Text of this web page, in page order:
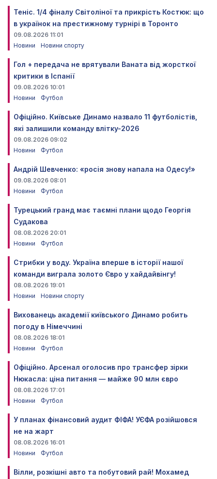
Теніс. 1/4 фіналу Світоліної та прикрість Костюк: що
в українок на престижному турнірі в Торонто
09.08.2026 11:01
Новини
Новини спорту
Гол + передача не врятували Ваната від жорсткої
критики в Іспанії
09.08.2026 10:01
Новини
Футбол
Офіційно. Київське Динамо назвало 11 футболістів,
які залишили команду влітку-2026
09.08.2026 09:02
Новини
Футбол
Андрій Шевченко: «росія знову напала на Одесу!»
09.08.2026 08:01
Новини
Футбол
Турецький гранд має таємні плани щодо Георгія
Судакова
08.08.2026 20:01
Новини
Футбол
Стрибки у воду. Україна вперше в історії нашої
команди виграла золото Євро у хайдайвінгу!
08.08.2026 19:01
Новини
Новини спорту
Вихованець академії київського Динамо робить
погоду в Німеччині
08.08.2026 18:01
Новини
Футбол
Офіційно. Арсенал оголосив про трансфер зірки
Нюкасла: ціна питання — майже 90 млн євро
08.08.2026 17:01
Новини
Футбол
У планах фінансовий аудит ФІФА! УЄФА розійшовся
не на жарт
08.08.2026 16:01
Новини
Футбол
Вілли, розкішні авто та побутовий рай! Мохамед